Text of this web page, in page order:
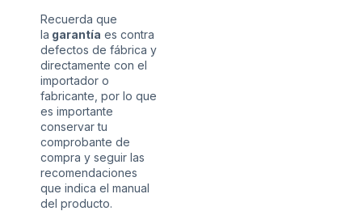
Recuerda que
la garantía es contra
defectos de fábrica y
directamente con el
importador o
fabricante, por lo que
es importante
conservar tu
comprobante de
compra y seguir las
recomendaciones
que indica el manual
del producto.